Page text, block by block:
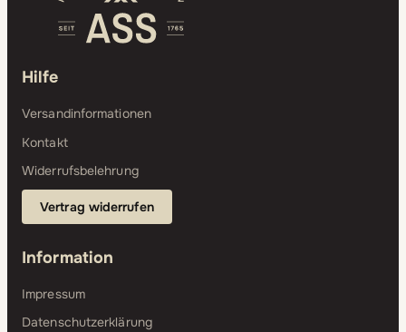
Hilfe
Versandinformationen
Kontakt
Widerrufsbelehrung
Vertrag widerrufen
Information
Impressum
Datenschutzerklärung